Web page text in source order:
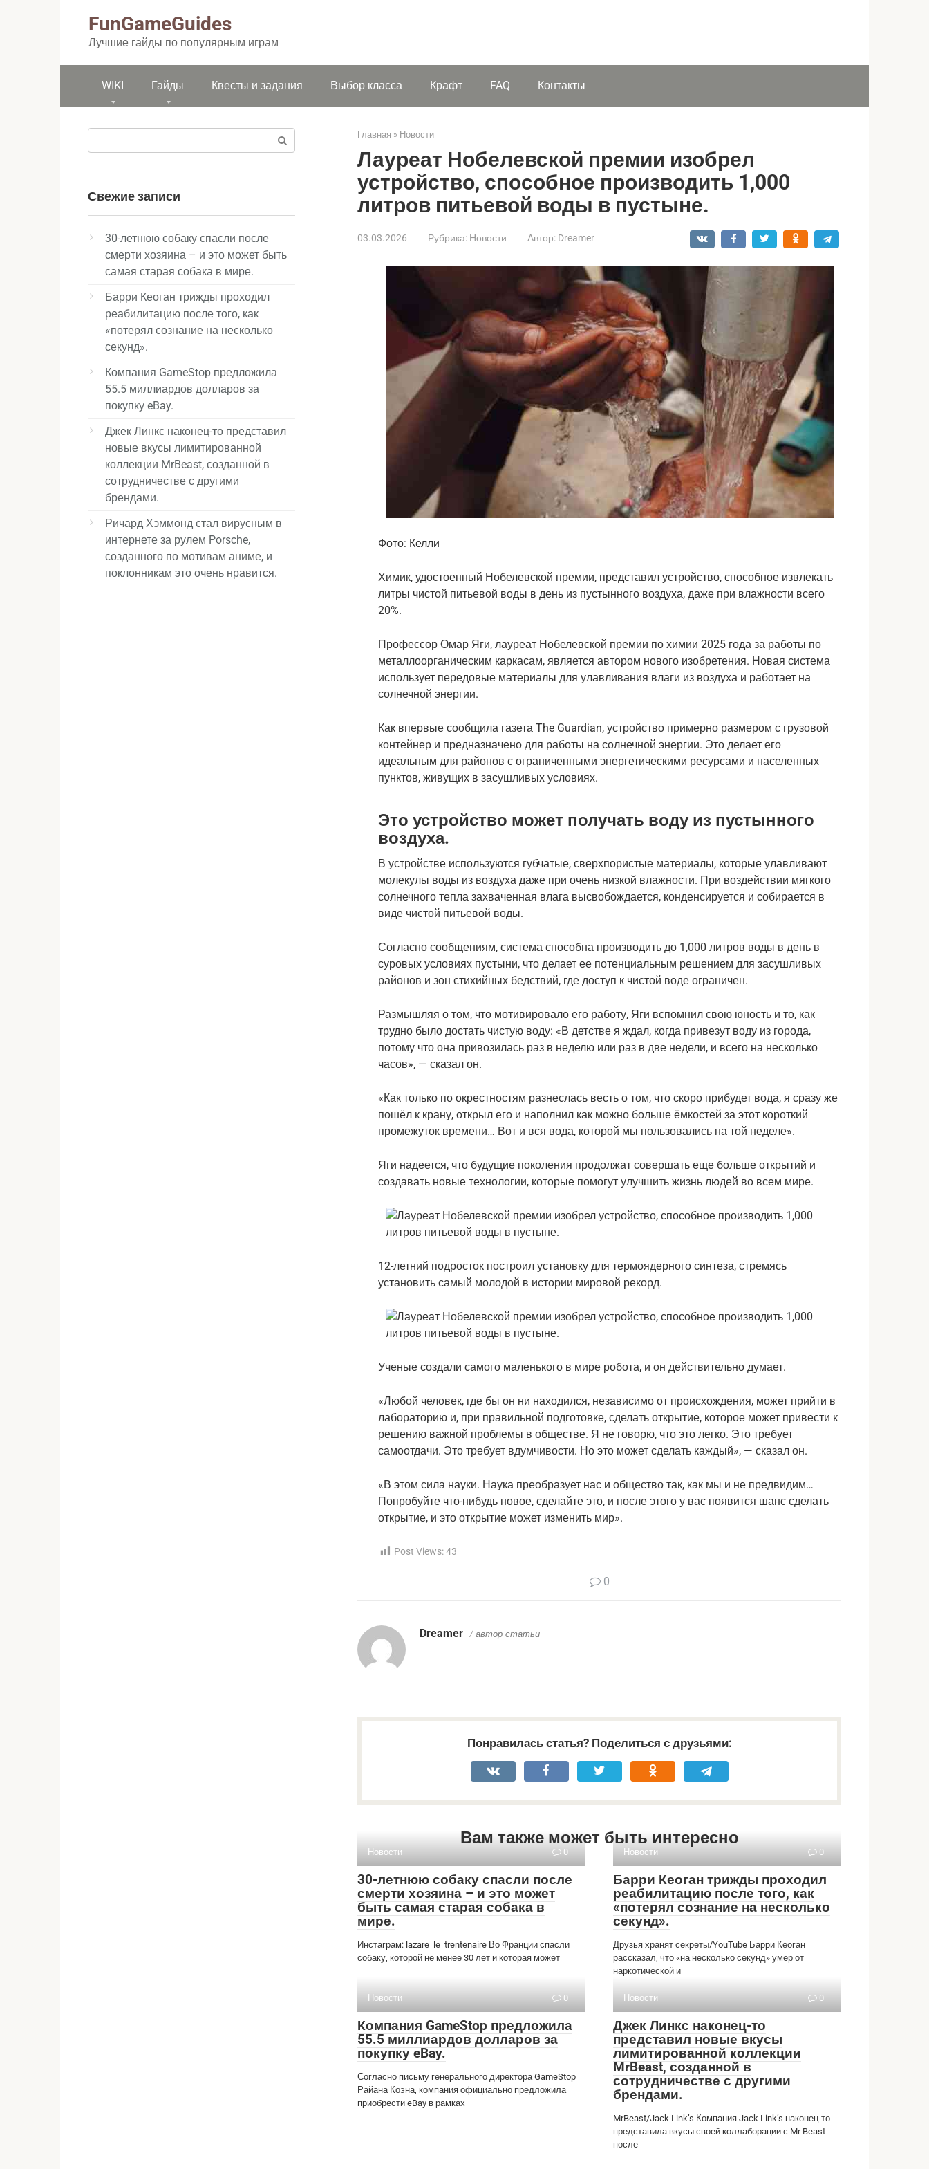
FunGameGuides
Лучшие гайды по популярным играм
WIKI Гайды Квесты и задания Выбор класса Крафт FAQ Контакты
Главная » Новости
Лауреат Нобелевской премии изобрел
устройство, способное производить 1,000
литров питьевой воды в пустыне.
03.03.2026 Рубрика: Новости Автор: Dreamer
Фото: Келли
Химик, удостоенный Нобелевской премии, представил устройство, способное извлекать
литры чистой питьевой воды в день из пустынного воздуха, даже при влажности всего
20%.
Профессор Омар Яги, лауреат Нобелевской премии по химии 2025 года за работы по
металлоорганическим каркасам, является автором нового изобретения. Новая система
использует передовые материалы для улавливания влаги из воздуха и работает на
солнечной энергии.
Как впервые сообщила газета The Guardian, устройство примерно размером с грузовой
контейнер и предназначено для работы на солнечной энергии. Это делает его
идеальным для районов с ограниченными энергетическими ресурсами и населенных
пунктов, живущих в засушливых условиях.
Это устройство может получать воду из пустынного
воздуха.
В устройстве используются губчатые, сверхпористые материалы, которые улавливают
молекулы воды из воздуха даже при очень низкой влажности. При воздействии мягкого
солнечного тепла захваченная влага высвобождается, конденсируется и собирается в
виде чистой питьевой воды.
Согласно сообщениям, система способна производить до 1,000 литров воды в день в
суровых условиях пустыни, что делает ее потенциальным решением для засушливых
районов и зон стихийных бедствий, где доступ к чистой воде ограничен.
Размышляя о том, что мотивировало его работу, Яги вспомнил свою юность и то, как
трудно было достать чистую воду: «В детстве я ждал, когда привезут воду из города,
потому что она привозилась раз в неделю или раз в две недели, и всего на несколько
часов», — сказал он.
«Как только по окрестностям разнеслась весть о том, что скоро прибудет вода, я сразу же
пошёл к крану, открыл его и наполнил как можно больше ёмкостей за этот короткий
промежуток времени… Вот и вся вода, которой мы пользовались на той неделе».
Яги надеется, что будущие поколения продолжат совершать еще больше открытий и
создавать новые технологии, которые помогут улучшить жизнь людей во всем мире.
12-летний подросток построил установку для термоядерного синтеза, стремясь
установить самый молодой в истории мировой рекорд.
Ученые создали самого маленького в мире робота, и он действительно думает.
«Любой человек, где бы он ни находился, независимо от происхождения, может прийти в
лабораторию и, при правильной подготовке, сделать открытие, которое может привести к
решению важной проблемы в обществе. Я не говорю, что это легко. Это требует
самоотдачи. Это требует вдумчивости. Но это может сделать каждый», — сказал он.
«В этом сила науки. Наука преобразует нас и общество так, как мы и не предвидим…
Попробуйте что-нибудь новое, сделайте это, и после этого у вас появится шанс сделать
открытие, и это открытие может изменить мир».
Post Views:43
0
Dreamer / автор статьи
Понравилась статья? Поделиться с друзьями:
Вам также может быть интересно
Новости 0
30-летнюю собаку спасли после
смерти хозяина – и это может
быть самая старая собака в
мире.
Инстаграм: lazare_le_trentenaire Во Франции спасли
собаку, которой не менее 30 лет и которая может
Новости 0
Барри Кеоган трижды проходил
реабилитацию после того, как
«потерял сознание на несколько
секунд».
Друзья хранят секреты/YouTube Барри Кеоган
рассказал, что «на несколько секунд» умер от
наркотической и
Новости 0
Компания GameStop предложила
55.5 миллиардов долларов за
покупку eBay.
Согласно письму генерального директора GameStop
Райана Коэна, компания официально предложила
приобрести eBay в рамках
Новости 0
Джек Линкс наконец-то
представил новые вкусы
лимитированной коллекции
MrBeast, созданной в
сотрудничестве с другими
брендами.
MrBeast/Jack Link’s Компания Jack Link’s наконец-то
представила вкусы своей коллаборации с Mr Beast
после
Свежие записи
30-летнюю собаку спасли после
смерти хозяина – и это может быть
самая старая собака в мире.
Барри Кеоган трижды проходил
реабилитацию после того, как
«потерял сознание на несколько
секунд».
Компания GameStop предложила
55.5 миллиардов долларов за
покупку eBay.
Джек Линкс наконец-то представил
новые вкусы лимитированной
коллекции MrBeast, созданной в
сотрудничестве с другими
брендами.
Ричард Хэммонд стал вирусным в
интернете за рулем Porsche,
созданного по мотивам аниме, и
поклонникам это очень нравится.